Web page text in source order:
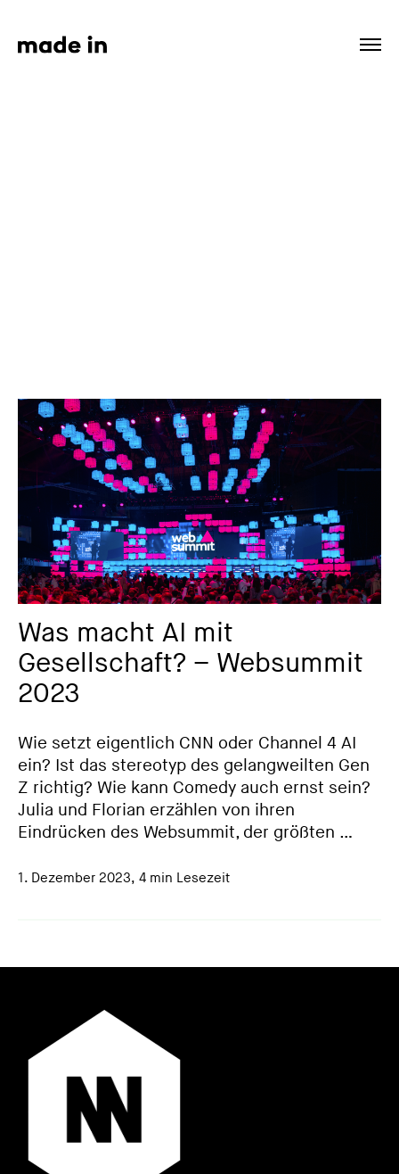
Was macht AI mit
Gesellschaft? – Websummit
2023
Wie setzt eigentlich CNN oder Channel 4 AI
ein? Ist das stereotyp des gelangweilten Gen
Z richtig? Wie kann Comedy auch ernst sein?
Julia und Florian erzählen von ihren
Eindrücken des Websummit, der größten …
1. Dezember 2023, 4 min Lesezeit